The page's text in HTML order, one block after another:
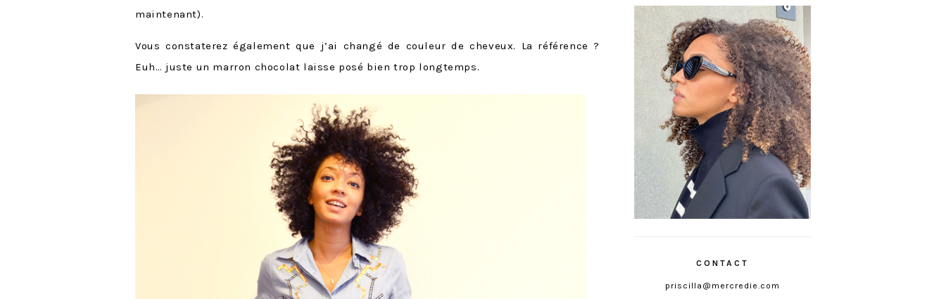
maintenant).
Vous constaterez également que j’ai changé de couleur de cheveux. La référence ?
Euh… juste un marron chocolat laisse posé bien trop longtemps.
CONTACT
priscilla@mercredie.com